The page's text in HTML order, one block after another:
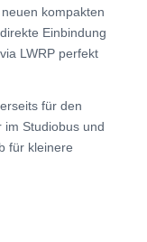
kompakten
Einbindung
LWRP perfekt
für den
im Studiobus und
für kleinere